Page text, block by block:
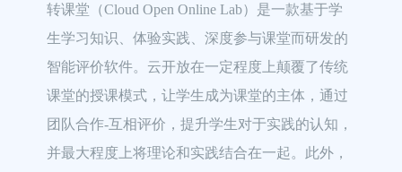
转课堂（Cloud Open Online Lab）是一款基于学
生学习知识、体验实践、深度参与课堂而研发的
智能评价软件。云开放在一定程度上颠覆了传统
课堂的授课模式，让学生成为课堂的主体，通过
团队合作-互相评价，提升学生对于实践的认知，
并最大程度上将理论和实践结合在一起。此外，